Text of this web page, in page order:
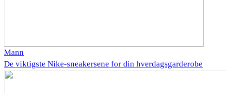
Mann
De viktigste Nike-sneakersene for din hverdagsgarderobe